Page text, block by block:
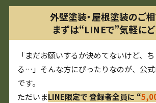
外壁塗装・屋根塗装のご相
まずは“LINEで”気軽にど
「まだお願いするか決めてないけど、
る…」そんな方にぴったりなのが、公
です。
ただいまLINE限定で 登録者全員に “